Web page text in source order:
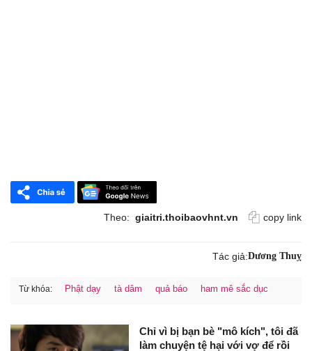
Theo: giaitri.thoibaovhnt.vn copy link
Tác giả:Dương Thuỵ
Từ khóa: Phật dạy tà dâm quả báo ham mê sắc dục
Chỉ vì bị bạn bè "mô kích", tôi đã
làm chuyện tệ hại với vợ để rồi